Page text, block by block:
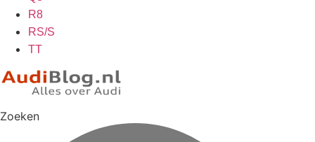
R8
RS/S
TT
Zoeken